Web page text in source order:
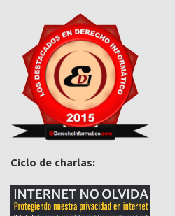
Ciclo de charlas: